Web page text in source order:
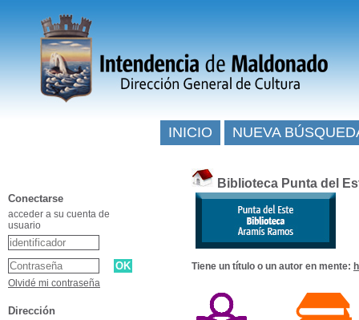
Biblioteca Punta del
Tiene un título o un autor en mente:
INICIO NUEVA
Conectarse
acceder a su cuenta de
usuario
Olvidé mi contraseña
Dirección